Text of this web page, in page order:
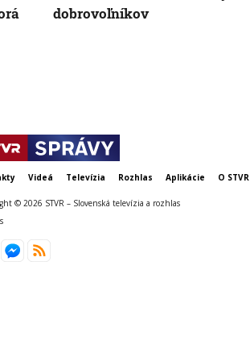
dobrovoľníkov
Videá Televízia Rozhlas Aplikácie O STVR
© 2026 STVR – Slovenská televízia a rozhlas